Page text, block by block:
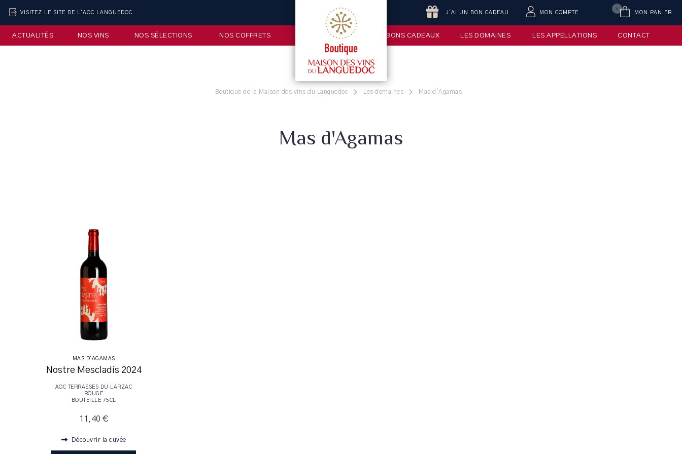
VISITEZ LE SITE DE L'AOC LANGUEDOC J'AI UN BON CADEAU MON COMPTE MON PANIER
0
ACTUALITÉS NOS VINS NOS SÉLECTIONS NOS COFFRETS BONS CADEAUX LES DOMAINES LES APPELLATIONS CONTACT
Boutique de la Maison des vins du Languedoc Les domaines Mas d'Agamas
Mas d'Agamas
MAS D'AGAMAS
Nostre Mescladis 2024
AOC TERRASSES DU LARZAC
ROUGE
BOUTEILLE 75CL
11,40 €
Découvrir la cuvée